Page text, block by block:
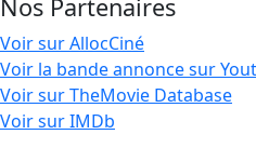
Nos Partenaires
Voir sur AllocCiné
Voir la bande annonce sur
Voir sur TheMovie Database
Voir sur IMDb